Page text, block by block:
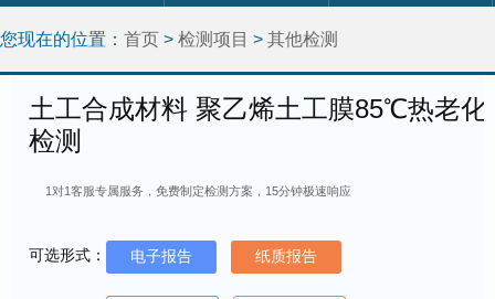
您现在的位置： 首页 > 检测项目 > 其他检测
土工合成材料 聚乙烯土工膜85℃热老化
检测
1对1客服专属服务，免费制定检测方案，15分钟极速响应
可选形式： 电子报告 纸质报告